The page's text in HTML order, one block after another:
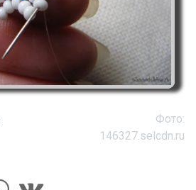
Фото:
146327.selcdn.ru